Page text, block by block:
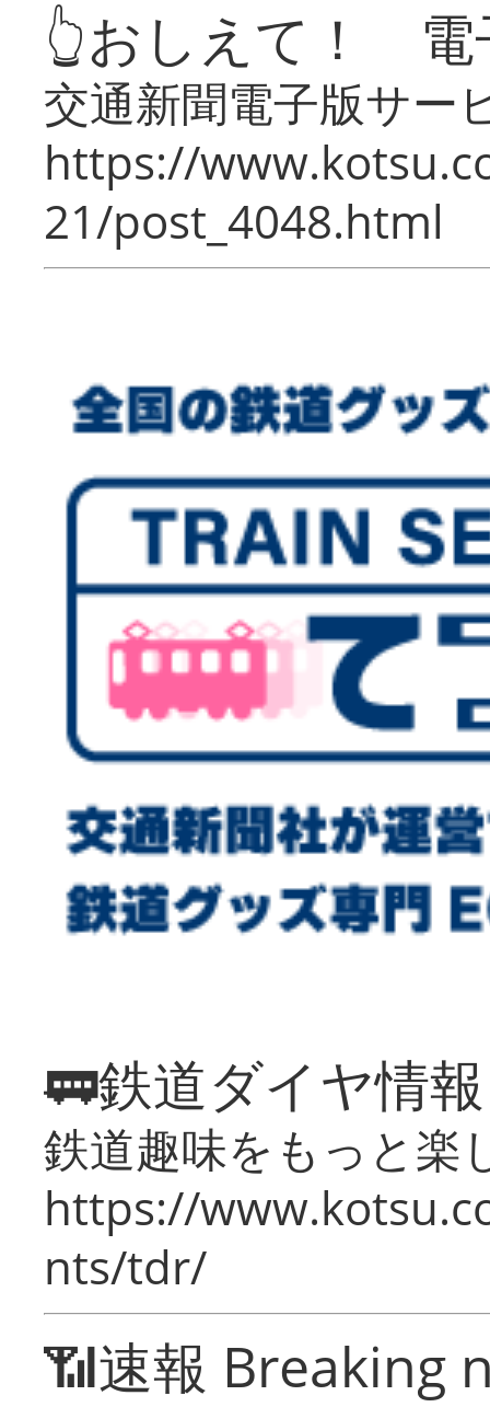
👆おしえて！ 電
交通新聞電子版サー
https://
21/post_4048.html
🚃鉄道ダイヤ情
鉄道趣味をもっと楽
https://
nts/tdr/
📶速報 Breaking